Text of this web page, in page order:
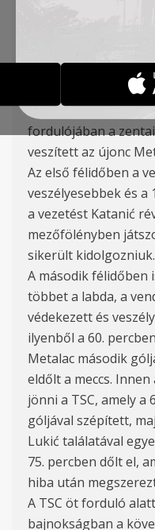
(K), Zec, Stanojev
Két év után kapott ki
TSC, miután a
fordulójában a
veszített az újonc
Az első félidőben a
veszélyesebbek és a
a vezetést Katanić
mezőfölényben
sikerült kidolgozniuk.
A második félidőben
többet a labda, a
védekezett és
ilyenből a 60.
Metalac második
eldőlt a meccs.
jönni a TSC, amely a
góljával szépített,
Lukić találatával
75. percben dőlt el,
hiba után
A TSC öt forduló
bajnokságban a